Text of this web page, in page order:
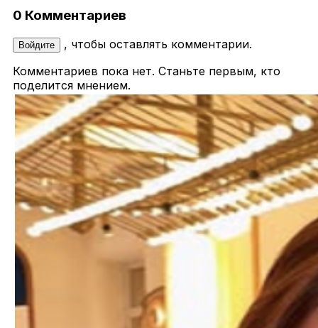
0 Комментариев
Войдите
, чтобы оставлять комментарии.
Комментариев пока нет. Станьте первым, кто
поделится мнением.